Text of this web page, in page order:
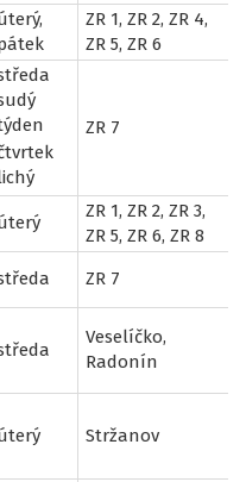
ZR 1, ZR 2, ZR 4,
ZR 5, ZR 6
ZR 7
ZR 1, ZR 2, ZR 3,
ZR 5, ZR 6, ZR 8
ZR 7
Veselíčko,
Radonín
Stržanov